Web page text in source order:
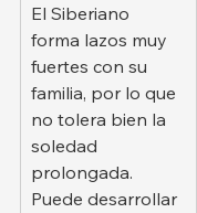
El Siberiano
forma lazos muy
fuertes con su
familia, por lo que
no tolera bien la
soledad
prolongada.
Puede desarrollar